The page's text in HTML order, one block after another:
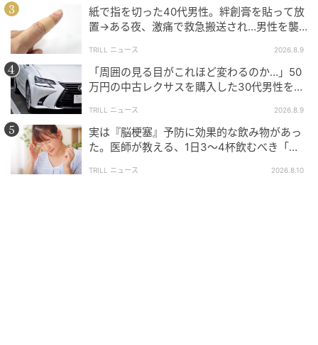
紙で指を切った40代男性。絆創膏を貼って放
置→ある夜、激痛で救急搬送され…男性を襲
TRILL ニュース 2026.8.9
「周囲の見る目がこれほど変わるのか…」50
万円の中古レクサスを購入した30代男性を驚
TRILL ニュース 2026.8.9
実は『脳梗塞』予防に効果的な飲み物があっ
た。医師が教える、1日3～4杯飲むべき「身
TRILL ニュース 2026.8.10